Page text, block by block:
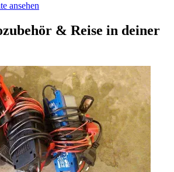
ansehen
& Reise in deiner